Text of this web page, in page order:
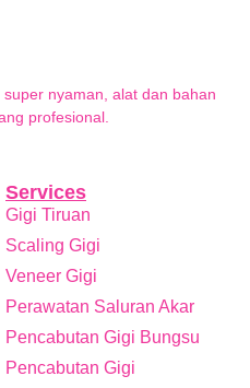
nyaman, alat dan bahan
profesional.
Services
Gigi Tiruan
Scaling Gigi
Veneer Gigi
Perawatan Saluran Akar
Pencabutan Gigi Bungsu
Pencabutan Gigi